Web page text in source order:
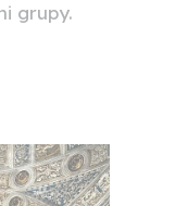
grupy.